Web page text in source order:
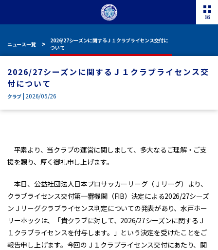
ニュース一覧
2026/27シーズンに関するＪ１クラブライセンス交付に
ついて
2026/27シーズンに関するＪ１クラブライセンス交
付について
クラブ | 2026/05/26
平素より、当クラブの運営に関しまして、多大なるご理解・ご支
援を賜り、厚く御礼申し上げます。
本日、公益社団法人日本プロサッカーリーグ（Ｊリーグ）より、
クラブライセンス交付第一審機関（FIB）決定による2026/27シーズ
ンＪリーグクラブライセンス判定についての発表があり、水戸ホー
リーホックは、「貴クラブに対して、2026/27シーズンに関するＪ
１クラブライセンスを付与します。」という決定を受けたことをご
報告申し上げます。今回のＪ１クラブライセンス交付にあたり、関